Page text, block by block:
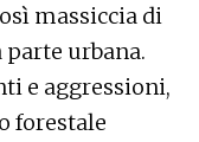
massiccia di
urbana.
e aggressioni,
forestale